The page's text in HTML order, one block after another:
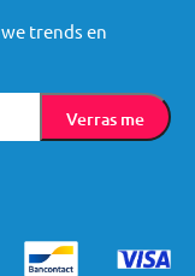
trends en
Verras me